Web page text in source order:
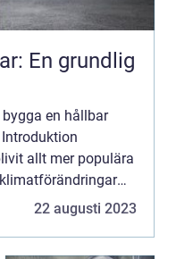
En grundlig
en hållbar
allt mer populära
viktiga frågor.
22 augusti 2023